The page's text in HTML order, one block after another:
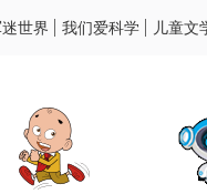
世界 我们爱科学 儿童文